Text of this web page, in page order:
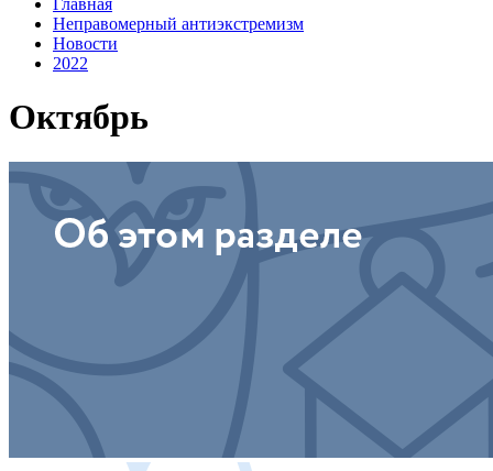
Главная
Неправомерный антиэкстремизм
Новости
2022
Октябрь